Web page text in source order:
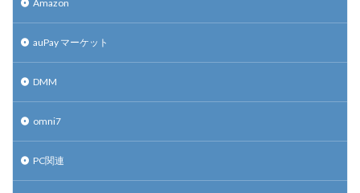
Amazon
auPay マーケット
DMM
omni7
PC関連